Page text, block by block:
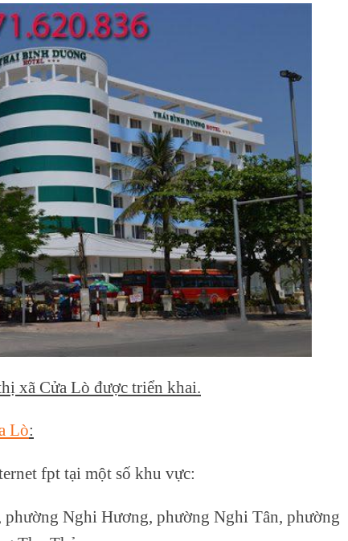
xã Cửa Lò được triển khai.
Lò:
fpt tại một số khu vực:
Nghi Hương, phường Nghi Tân, phường